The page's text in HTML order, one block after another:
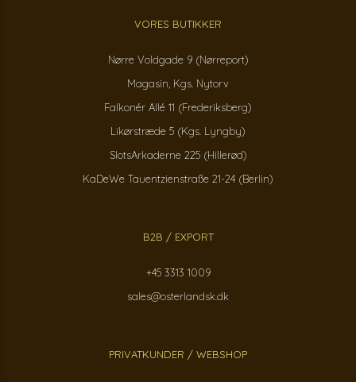
VORES BUTIKKER
Nørre Voldgade 9 (Nørreport)
Magasin, Kgs. Nytorv
Falkonér Allé 11 (Frederiksberg)
Likørstræde 5 (Kgs. Lyngby)
SlotsArkaderne 225 (Hillerød)
KaDeWe Tauentzienstraße 21-24 (Berlin)
B2B / EXPORT
+45 3313 1009
sales@osterlandsk.dk
PRIVATKUNDER / WEBSHOP